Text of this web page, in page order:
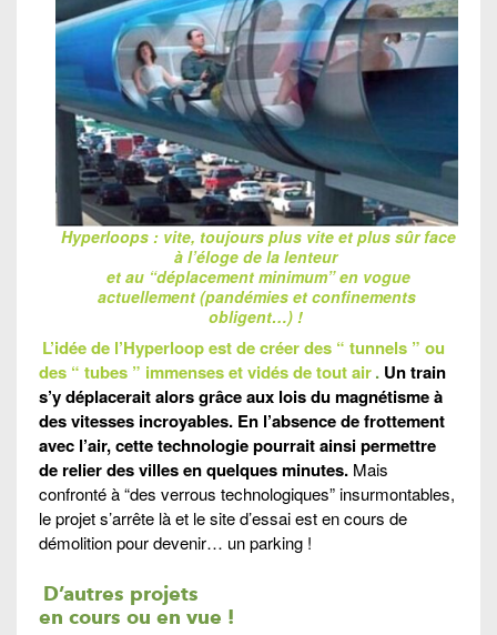
Hyperloops : vite, toujours plus vite et plus sûr face
à l’éloge de la lenteur
et au “déplacement minimum” en vogue
actuellement (pandémies et confinements
obligent…) !
L’idée de l’Hyperloop est de créer des “ tunnels ” ou
des “ tubes ” immenses et vidés de tout air. Un train
s’y déplacerait alors grâce aux lois du magnétisme à
des vitesses incroyables. En l’absence de frottement
avec l’air, cette technologie pourrait ainsi permettre
de relier des villes en quelques minutes. Mais
confronté à “des verrous technologiques” insurmontables,
le projet s’arrête là et le site d’essai est en cours de
démolition pour devenir… un parking !
D’autres projets
en cours ou en vue !